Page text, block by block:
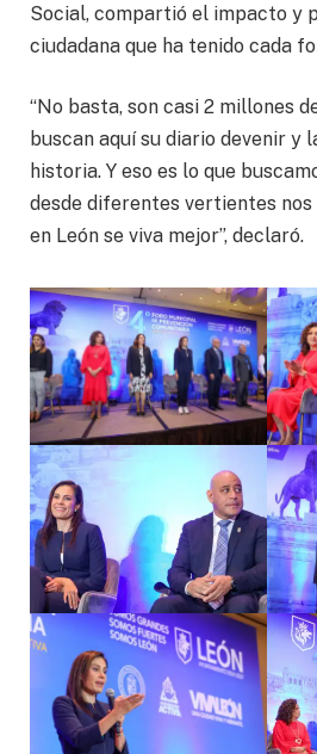
Social, compartió el impacto y
ciudadana que ha tenido cada
“No basta, son casi 2 millones
buscan aquí su diario devenir y
historia. Y eso es lo que
desde diferentes vertientes nos
en León se viva mejor”, declaró.